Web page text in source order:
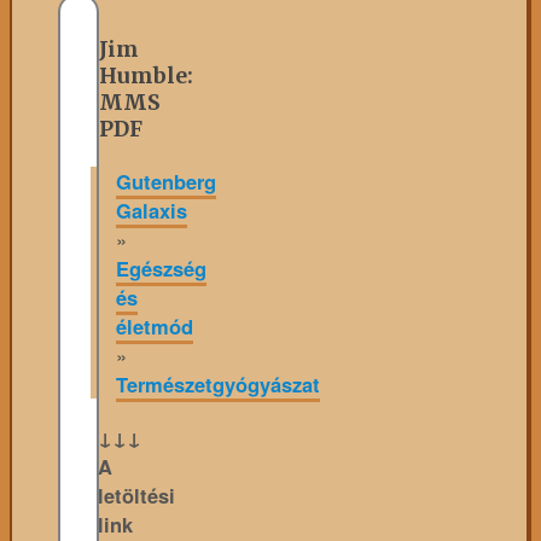
Jim
Humble:
MMS
PDF
Gutenberg
Galaxis
»
Egészség
és
életmód
»
Természetgyógyászat
↓↓↓
A
letöltési
link